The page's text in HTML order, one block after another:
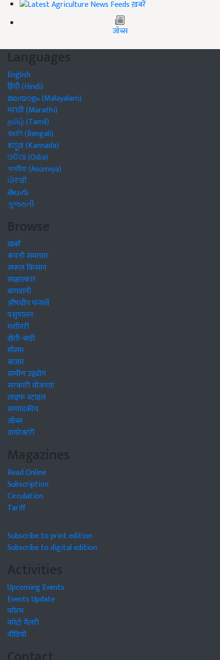
ख़बरें
जॉब्स
Languages
English
हिंदी (Hindi)
മലയാളം (Malayalam)
मराठी (Marathi)
தமிழ் (Tamil)
বাঙালি (Bengali)
ಕನ್ನಡ (Kannada)
ଓଡିଆ (Odia)
অসমীয়া (Asomiya)
ਪੰਜਾਬੀ
తెలుగు
ગુજરાતી
Browse
खबरें
कंपनी समाचार
सफल किसान
साक्षात्कार
बागवानी
औषधीय फसलें
पशुपालन
मशीनरी
खेती-बाड़ी
मौसम
बाजार
ग्रामीण उद्द्योग
सरकारी योजनाएं
लाइफ स्टाइल
सम्पादकीय
जॉब्स
डायरेक्टरी
Magazines
Read Online
Subscription
Circulation
Tariff
Subscribe to print edition
Subscribe to digital edition
Activities
Upcoming Events
Events Update
फोरम
फोटो गैलरी
वीडियो